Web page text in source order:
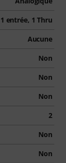
1 entrée, 1 Thru
Aucune
Non
Non
Non
2
Non
Non